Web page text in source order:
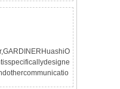
相控阵天线。3产品
块化设计